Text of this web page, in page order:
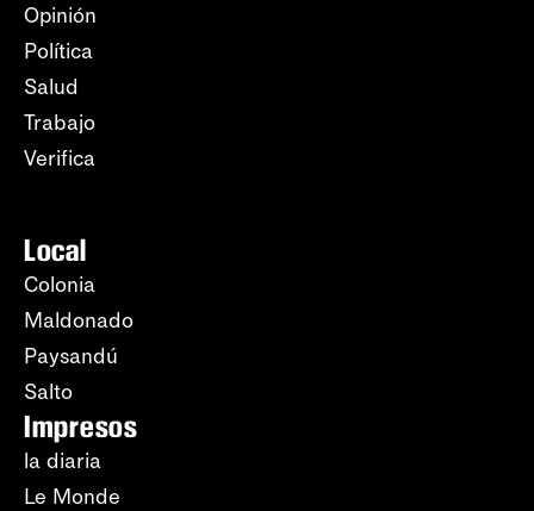
Opinión
Política
Salud
Trabajo
Verifica
Local
Colonia
Maldonado
Paysandú
Salto
Impresos
la diaria
Le Monde